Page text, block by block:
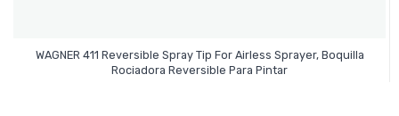
WAGNER 411 Reversible Spray Tip For Airless Sprayer, Boquilla
Rociadora Reversible Para Pintar
Leer Más